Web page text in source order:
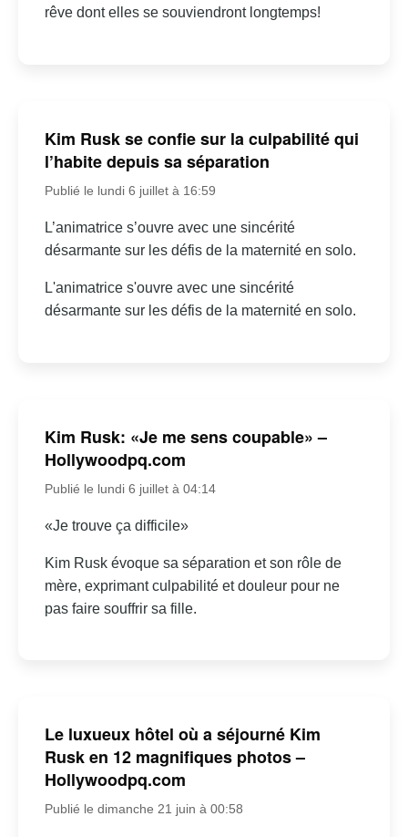
rêve dont elles se souviendront longtemps!
Kim Rusk se confie sur la culpabilité qui
l’habite depuis sa séparation
Publié le lundi 6 juillet à 16:59
L’animatrice s’ouvre avec une sincérité
désarmante sur les défis de la maternité en solo.
L'animatrice s'ouvre avec une sincérité
désarmante sur les défis de la maternité en solo.
Kim Rusk: «Je me sens coupable» –
Hollywoodpq.com
Publié le lundi 6 juillet à 04:14
«Je trouve ça difficile»
Kim Rusk évoque sa séparation et son rôle de
mère, exprimant culpabilité et douleur pour ne
pas faire souffrir sa fille.
Le luxueux hôtel où a séjourné Kim
Rusk en 12 magnifiques photos –
Hollywoodpq.com
Publié le dimanche 21 juin à 00:58